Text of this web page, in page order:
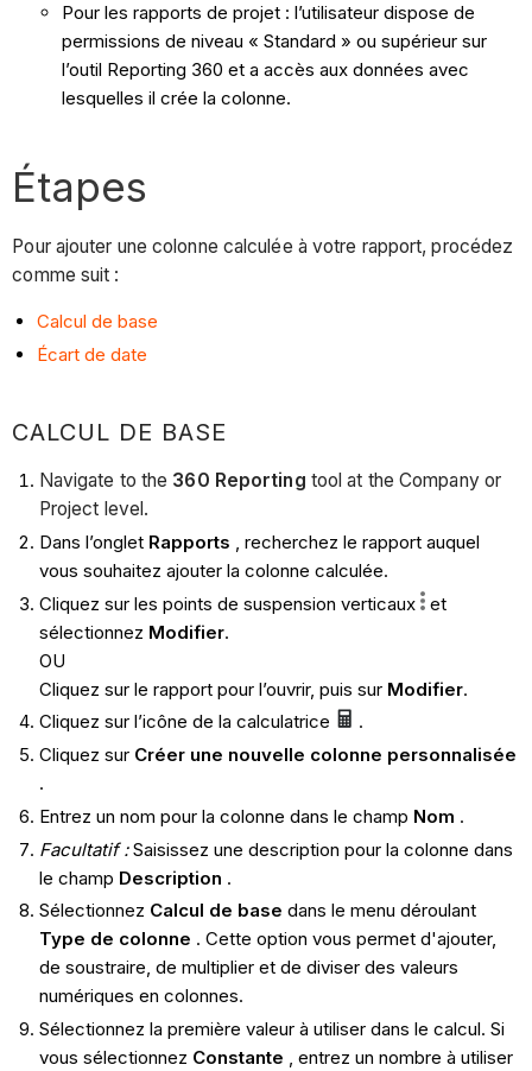
Pour les rapports de projet : l’utilisateur dispose de
permissions de niveau « Standard » ou supérieur sur
l’outil Reporting 360 et a accès aux données avec
lesquelles il crée la colonne.
Étapes
Pour ajouter une colonne calculée à votre rapport, procédez
comme suit :
Calcul de base
Écart de date
CALCUL DE BASE
Navigate to the 360 Reporting tool at the Company or
Project level.
Dans l’onglet Rapports , recherchez le rapport auquel
vous souhaitez ajouter la colonne calculée.
Cliquez sur les points de suspension verticaux et
sélectionnez Modifier.
OU
Cliquez sur le rapport pour l’ouvrir, puis sur Modifier.
Cliquez sur l’icône de la calculatrice
.
Cliquez sur Créer une nouvelle colonne personnalisée
.
Entrez un nom pour la colonne dans le champ Nom .
Facultatif :Saisissez une description pour la colonne dans
le champ Description .
Sélectionnez Calcul de base dans le menu déroulant
Type de colonne . Cette option vous permet d'ajouter,
de soustraire, de multiplier et de diviser des valeurs
numériques en colonnes.
Sélectionnez la première valeur à utiliser dans le calcul. Si
vous sélectionnez Constante , entrez un nombre à utiliser